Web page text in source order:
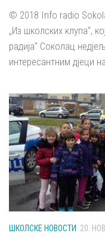
© 2018 Info radio
„Из школских клупа“,
радија“ Соколац
интересантним дјеци
ШКОЛСКЕ НОВОСТИ 20.